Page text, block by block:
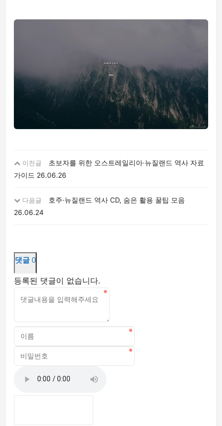
이전글
초보자를 위한 오스트레일리아·뉴질랜드 역사 자료
가이드 26.06.26
다음글
호주·뉴질랜드 역사 CD, 숨은 활용 꿀팁 모음
26.06.24
댓글 0
등록된 댓글이 없습니다.